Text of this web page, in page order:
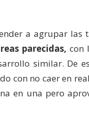
a agrupar las
parecidas, con
similar. De
con no caer en
en una pero